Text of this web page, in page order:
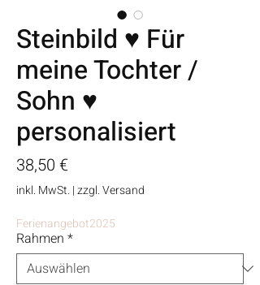
Steinbild ♥ Für
meine Tochter /
Sohn ♥
personalisiert
38,50 €Preis
inkl. MwSt. |zzgl. Versand
Ferienangebot2025
Rahmen *